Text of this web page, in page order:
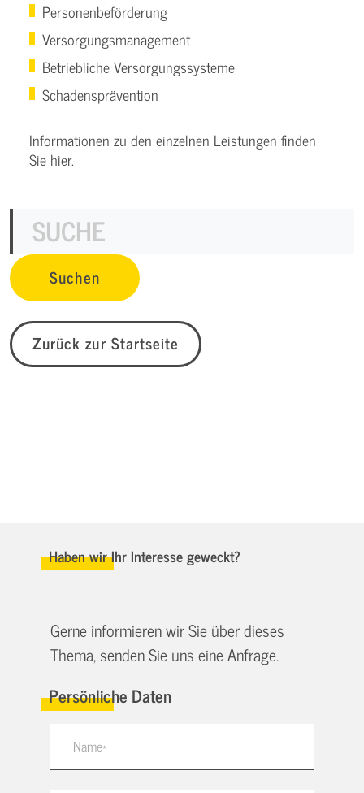
Personenbeförderung
Versorgungsmanagement
Betriebliche Versorgungssysteme
Schadensprävention
Informationen zu den einzelnen Leistungen finden
Sie hier.
Zurück zur Startseite
Haben wir Ihr Interesse geweckt?
Gerne informieren wir Sie über dieses
Thema, senden Sie uns eine Anfrage.
Persönliche Daten